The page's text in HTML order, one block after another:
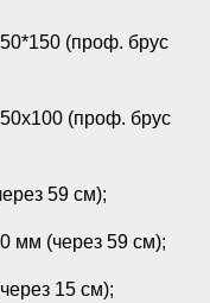
(проф. брус
(проф. брус
59 см);
мм (через 59 см);
15 см);